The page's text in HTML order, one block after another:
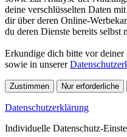
deine verschlüsselten Daten
dir über deren Online-
du deren Dienste bereits selbst
Erkundige dich bitte vor
sowie in unserer
Zustimmen Nur erforderliche
Datenschutzerklärung
Individuelle Datenschutz-